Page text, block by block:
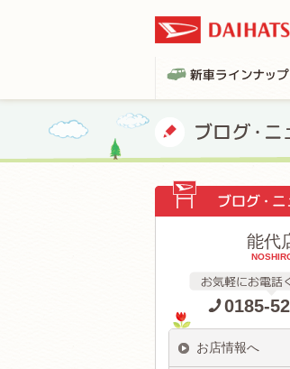
能代
0185-
お店情報へ